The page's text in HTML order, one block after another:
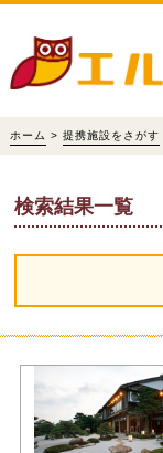
ホーム > 提携施設をさがす
検索結果一覧